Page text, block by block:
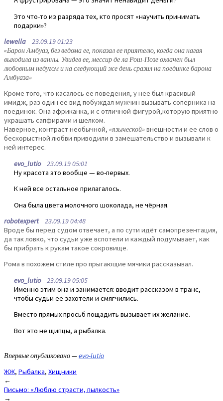
Это что-то из разряда тех, кто просят «научить принимать
подарки»?
lewella 23.09.19 01:23
«Барон Амбуаз, без ведома ее, показал ее приятелю, когда она нагая
выходила из ванны. Увидев ее, мессир де ла Рош-Позе охвачен был
любовным недугом и на следующий же день сразил на поединке барона
Амбуаза»
Кроме того, что касалось ее поведения, у нее был красивый
имидж, раз один ее вид побуждал мужчин вызывать соперника на
поединок. Она африканка, и с отличной фигурой,которую приятно
украшать сапфирами и шелком.
Наверное, контраст необычной, «языческой»внешности и ее слов о
бескорыстной любви приводили в замешательство и вызывали к
ней интерес.
evo_lutio23.09.19 05:01
Ну красота это вообще — во-первых.
К ней все остальное прилагалось.
Она была цвета молочного шоколада, не чёрная.
robotexpert23.09.19 04:48
Вроде бы перед судом отвечает, а по сути идёт самопрезентация,
да так ловко, что судьи уже вспотели и каждый подумывает, как
бы прибрать к рукам такое сокровище.
Рома в похожем стиле про прыгающие мячики рассказывал.
evo_lutio23.09.19 05:05
Именно этим она и занимается: вводит рассказом в транс,
чтобы судьи ее захотели и смягчились.
Вместо прямых просьб пощадить вызывает их желание.
Вот это не щипцы, а рыбалка.
Впервые опубликовано —evo-lutio
ЖЖ, Рыбалка, Хищники
Post
navigation
←
Письмо: «Люблю страсти, пылкость»
→